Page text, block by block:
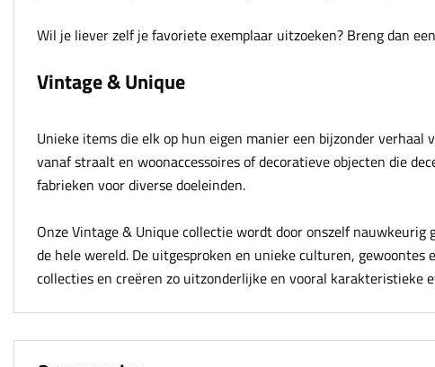
Wil je liever zelf je favoriete exemplaar uitzoeken? Breng dan
Vintage & Unique
Unieke items die elk op hun eigen manier een bijzonder
vanaf straalt en woonaccessoires of decoratieve objecten die
fabrieken voor diverse doeleinden.
Onze Vintage & Unique collectie wordt door onszelf
de hele wereld. De uitgesproken en unieke culturen,
collecties en creëren zo uitzonderlijke en vooral karakteristieke